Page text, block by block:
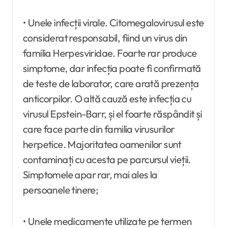
• Unele infecții virale. Citomegalovirusul este
considerat responsabil, fiind un virus din
familia Herpesviridae. Foarte rar produce
simptome, dar infecția poate fi confirmată
de teste de laborator, care arată prezența
anticorpilor. O altă cauză este infecția cu
virusul Epstein-Barr, și el foarte răspândit și
care face parte din familia virusurilor
herpetice. Majoritatea oamenilor sunt
contaminați cu acesta pe parcursul vieții.
Simptomele apar rar, mai ales la
persoanele tinere;
• Unele medicamente utilizate pe termen